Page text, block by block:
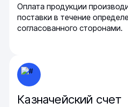
Оплата продукции
поставки в течение
согласованного сторонами.
Казначейский счет